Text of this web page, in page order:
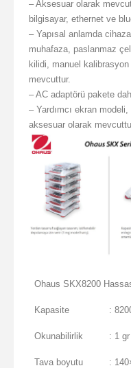
– Aksesuar olarak
bilgisayar, ethernet ve
– Yapısal anlamda
muhafaza, paslanmaz
kilidi, manuel
mevcuttur.
– AC adaptörü pakete
– Yardımcı ekran
aksesuar olarak
Ohaus SKX8200
Kapasite :
Okunabilirlik : 1 gr
Tava boyutu :